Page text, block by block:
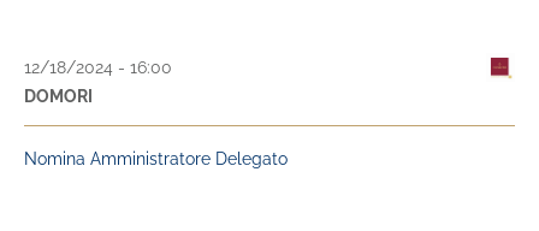
12/18/2024 - 16:00
DOMORI
Nomina Amministratore Delegato